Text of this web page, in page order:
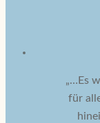
„…Es
für